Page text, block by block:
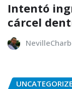
Intentó
cárcel